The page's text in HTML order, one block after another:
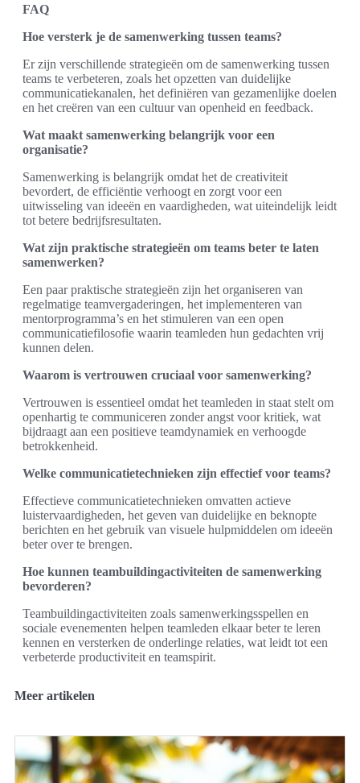
FAQ
Hoe versterk je de samenwerking tussen teams?
Er zijn verschillende strategieën om de samenwerking tussen
teams te verbeteren, zoals het opzetten van duidelijke
communicatiekanalen, het definiëren van gezamenlijke doelen
en het creëren van een cultuur van openheid en feedback.
Wat maakt samenwerking belangrijk voor een
organisatie?
Samenwerking is belangrijk omdat het de creativiteit
bevordert, de efficiëntie verhoogt en zorgt voor een
uitwisseling van ideeën en vaardigheden, wat uiteindelijk leidt
tot betere bedrijfsresultaten.
Wat zijn praktische strategieën om teams beter te laten
samenwerken?
Een paar praktische strategieën zijn het organiseren van
regelmatige teamvergaderingen, het implementeren van
mentorprogramma’s en het stimuleren van een open
communicatiefilosofie waarin teamleden hun gedachten vrij
kunnen delen.
Waarom is vertrouwen cruciaal voor samenwerking?
Vertrouwen is essentieel omdat het teamleden in staat stelt om
openhartig te communiceren zonder angst voor kritiek, wat
bijdraagt aan een positieve teamdynamiek en verhoogde
betrokkenheid.
Welke communicatietechnieken zijn effectief voor teams?
Effectieve communicatietechnieken omvatten actieve
luistervaardigheden, het geven van duidelijke en beknopte
berichten en het gebruik van visuele hulpmiddelen om ideeën
beter over te brengen.
Hoe kunnen teambuildingactiviteiten de samenwerking
bevorderen?
Teambuildingactiviteiten zoals samenwerkingsspellen en
sociale evenementen helpen teamleden elkaar beter te leren
kennen en versterken de onderlinge relaties, wat leidt tot een
verbeterde productiviteit en teamspirit.
Meer artikelen